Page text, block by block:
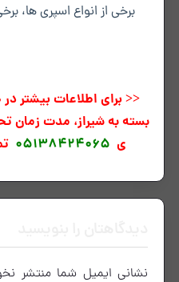
برخی از انواع اسپری ها،
<< برای اطلاعات بیشتر
بسته به شیراز، مدت زمان
ی 05138424065
نشانی ایمیل شما منتشر